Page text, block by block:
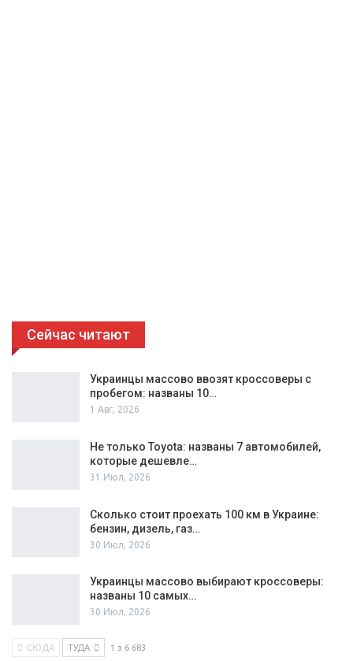
Сейчас читают
Украинцы массово ввозят кроссоверы с
пробегом: названы 10…
1 Авг, 2026
Не только Toyota: названы 7 автомобилей,
которые дешевле…
31 Июл, 2026
Сколько стоит проехать 100 км в Украине:
бензин, дизель, газ…
30 Июл, 2026
Украинцы массово выбирают кроссоверы:
названы 10 самых…
30 Июл, 2026
СЮДА ТУДА 1 з 6 683